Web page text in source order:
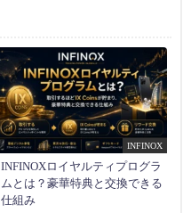
INFINOX
INFINOXロイヤルティプログラ
ムとは？豪華特典と交換できる
仕組み